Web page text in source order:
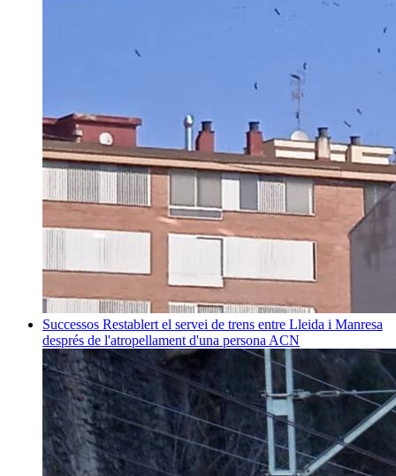
Successos Restablert el servei de trens entre Lleida i Manresa
després de l'atropellament d'una persona ACN